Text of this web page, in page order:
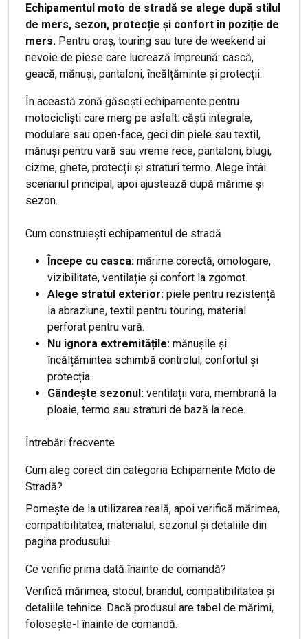
Echipamentul moto de stradă se alege după stilul
de mers, sezon, protecție și confort în poziție de
mers. Pentru oraș, touring sau ture de weekend ai
nevoie de piese care lucrează împreună: cască,
geacă, mănuși, pantaloni, încălțăminte și protecții.
În această zonă găsești echipamente pentru
motocicliști care merg pe asfalt: căști integrale,
modulare sau open-face, geci din piele sau textil,
mănuși pentru vară sau vreme rece, pantaloni, blugi,
cizme, ghete, protecții și straturi termo. Alege întâi
scenariul principal, apoi ajustează după mărime și
sezon.
Cum construiești echipamentul de stradă
Începe cu casca: mărime corectă, omologare,
vizibilitate, ventilație și confort la zgomot.
Alege stratul exterior: piele pentru rezistență
la abraziune, textil pentru touring, material
perforat pentru vară.
Nu ignora extremitățile: mănușile și
încălțămintea schimbă controlul, confortul și
protecția.
Gândește sezonul: ventilații vara, membrană la
ploaie, termo sau straturi de bază la rece.
Întrebări frecvente
Cum aleg corect din categoria Echipamente Moto de
Stradă?
Pornește de la utilizarea reală, apoi verifică mărimea,
compatibilitatea, materialul, sezonul și detaliile din
pagina produsului.
Ce verific prima dată înainte de comandă?
Verifică mărimea, stocul, brandul, compatibilitatea și
detaliile tehnice. Dacă produsul are tabel de mărimi,
folosește-l înainte de comandă.